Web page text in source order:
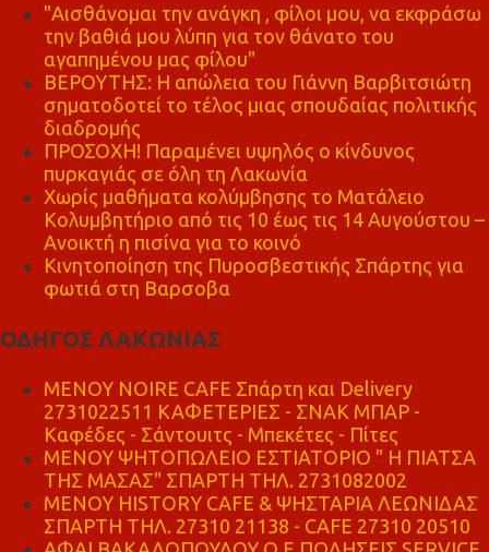
"Αισθάνομαι την ανάγκη , φίλοι μου, να εκφράσω
την βαθιά μου λύπη για τον θάνατο του
αγαπημένου μας φίλου"
ΒΕΡΟΥΤΗΣ: Η απώλεια του Γιάννη Βαρβιτσιώτη
σηματοδοτεί το τέλος μιας σπουδαίας πολιτικής
διαδρομής
ΠΡΟΣΟΧΗ! Παραμένει υψηλός ο κίνδυνος
πυρκαγιάς σε όλη τη Λακωνία
Χωρίς μαθήματα κολύμβησης το Ματάλειο
Κολυμβητήριο από τις 10 έως τις 14 Αυγούστου –
Ανοικτή η πισίνα για το κοινό
Κινητοποίηση της Πυροσβεστικής Σπάρτης για
φωτιά στη Βαρσοβα
ΟΔΗΓΟΣ ΛΑΚΩΝΙΑΣ
MENOY NOIRE CAFE Σπάρτη και Delivery
2731022511 ΚΑΦΕΤΕΡΙΕΣ - ΣΝΑΚ ΜΠΑΡ -
Καφέδες - Σάντουιτς - Μπεκέτες - Πίτες
ΜΕΝΟΥ ΨΗΤΟΠΩΛΕΙΟ ΕΣΤΙΑΤΟΡΙΟ " Η ΠΙΑΤΣΑ
ΤΗΣ ΜΑΣΑΣ" ΣΠΑΡΤΗ ΤΗΛ. 2731082002
ΜΕΝΟΥ HISTORY CAFE & ΨΗΣΤΑΡΙΑ ΛΕΩΝΙΔΑΣ
ΣΠΑΡΤΗ ΤΗΛ. 27310 21138 - CAFE 27310 20510